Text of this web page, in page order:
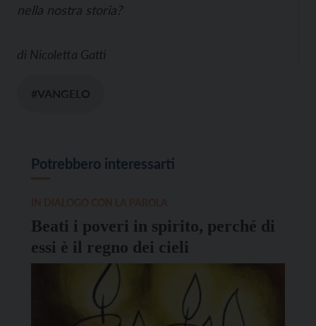
nella nostra storia?
di Nicoletta Gatti
#VANGELO
Potrebbero interessarti
Beati i poveri in spirito, perché di
essi è il regno dei cieli